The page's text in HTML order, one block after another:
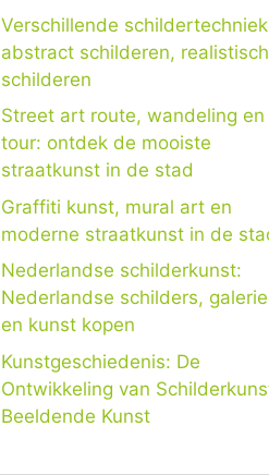
Verschillende
abstract schilderen, realistisch
schilderen
Street art route, wandeling en
tour: ontdek de mooiste
straatkunst in de stad
Graffiti kunst, mural art en
moderne straatkunst in de
Nederlandse schilderkunst:
Nederlandse schilders,
en kunst kopen
Kunstgeschiedenis: De
Ontwikkeling van
Beeldende Kunst